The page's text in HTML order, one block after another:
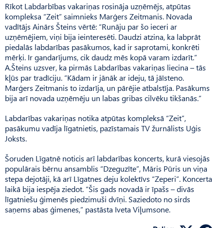
Rīkot Labdarbības vakariņas rosināja uzņēmējs, atpūtas
kompleksa “Zeit” saimnieks Marģers Zeitmanis. Novada
vadītājs Ainārs Šteins vērtē: “Runāju par šo ieceri ar
uzņēmējiem, viņi bija ieinteresēti. Daudzi atzina, ka labprāt
piedalās labdarības pasākumos, kad ir saprotami, konkrēti
mērķi. Ir gandarījums, cik daudz mēs kopā varam izdarīt.”
A.Šteins uzsver, ka pirmās Labdarības vakariņas liecina – tās
kļūs par tradīciju. “Kādam ir jānāk ar ideju, tā jāīsteno.
Marģers Zeitmanis to izdarīja, un pārējie atbalstīja. Pasākums
bija arī novada uzņēmēju un labas gribas cilvēku tikšanās.”
Labdarības vakariņas notika atpūtas kompleksā “Zeit”,
pasākumu vadīja līgatnietis, pazīstamais TV žurnālists Uģis
Joksts.
Šoruden Līgatnē noticis arī labdarības koncerts, kurā viesojās
populārais bērnu ansamblis “Dzeguzīte”, Māris Pūris un viņa
stepa dejotāji, kā arī Līgatnes deju kolektīvs “Zeperi”. Koncerta
laikā bija iespēja ziedot. “Šis gads novadā ir īpašs – divās
līgatniešu ģimenēs piedzimuši dvīņi. Saziedoto no sirds
saņems abas ģimenes,” pastāsta Iveta Viļumsone.